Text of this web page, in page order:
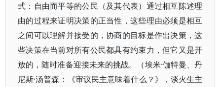
式：自由而平等的公民（及其代表）通过相互陈述理
由的过程来证明决策的正当性，这些理由必须是相互
之间可以理解并接受的，协商的目标是作出决策，这
些决策在当前对所有公民都具有约束力，但它又是开
放的，随时准备迎接未来的挑战。（埃米·伽特曼、丹
尼斯·汤普森：《审议民主意味着什么？》，谈火生主